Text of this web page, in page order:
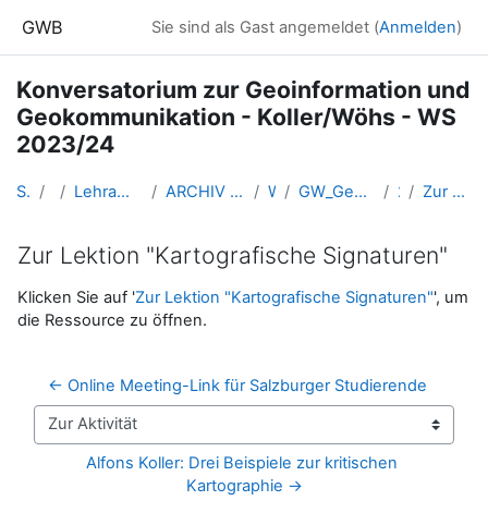
GWB Sie sind als Gast angemeldet (Anmelden)
Konversatorium zur Geoinformation und
Geokommunikation - Koller/Wöhs - WS
2023/24
Startseite Kurse Lehramtsausbildung GW im Cluster Österreich Mitte ARCHIV - Lehrveranstaltungen am Standort Linz - seit 2016 WS_2023/24 GW_Geomedien_KOGeoinformation_KollerWöhs_2023ws 29-28.11. Zur Lektion "Kartografische Signaturen"
Zur Lektion "Kartografische Signaturen"
Abschlussbedingungen
Klicken Sie auf 'Zur Lektion "Kartografische Signaturen"', um
die Ressource zu öffnen.
← Online Meeting-Link für Salzburger Studierende
Zur Aktivität
Alfons Koller: Drei Beispiele zur kritischen
Kartographie →